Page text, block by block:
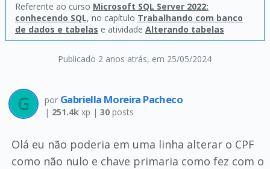
Publicado 2 anos atrás, em 25/05/2024
Referente ao curso Microsoft SQL Server 2022:
conhecendo SQL, no capítulo Trabalhando com banco
de dados e tabelas e atividade Alterando tabelas
por Gabriella Moreira Pacheco
| 251.4kxp | 30posts
Olá eu não poderia em uma linha alterar o CPF
como não nulo e chave primaria como fez com o